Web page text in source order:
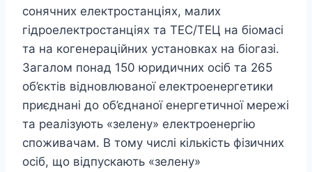
сонячних електростанціях, малих
гідроелектростанціях та ТЕС/ТЕЦ на біомасі
та на когенераційних установках на біогазі.
Загалом понад 150 юридичних осіб та 265
об’єктів відновлюваної електроенергетики
приєднані до об’єднаної енергетичної мережі
та реалізують «зелену» електроенергію
споживачам. В тому числі кількість фізичних
осіб, що відпускають «зелену»